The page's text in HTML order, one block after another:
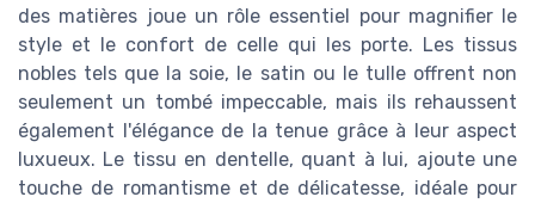
des matières joue un rôle essentiel pour magnifier le
style et le confort de celle qui les porte. Les tissus
nobles tels que la soie, le satin ou le tulle offrent non
seulement un tombé impeccable, mais ils rehaussent
également l'élégance de la tenue grâce à leur aspect
luxueux. Le tissu en dentelle, quant à lui, ajoute une
touche de romantisme et de délicatesse, idéale pour